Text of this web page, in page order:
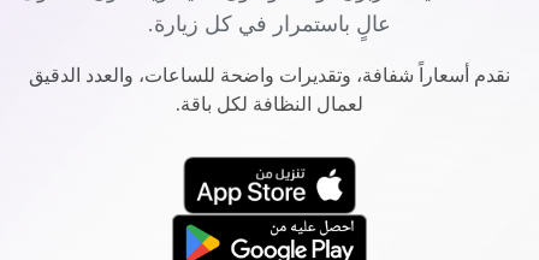
عالٍ باستمرار في كل زيارة.
نقدم أسعاراً شفافة، وتقديرات واضحة للساعات، والعدد الدقيق
لعمال النظافة لكل باقة.